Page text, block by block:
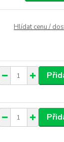
Hlídat cenu /